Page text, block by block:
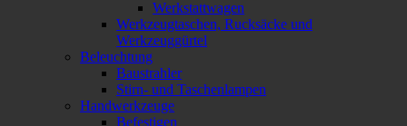
Werkstattwagen
Werkzeugtaschen, Rucksäcke und
Werkzeuggürtel
Beleuchtung
Baustrahler
Stirn- und Taschenlampen
Handwerkzeuge
Befestigen